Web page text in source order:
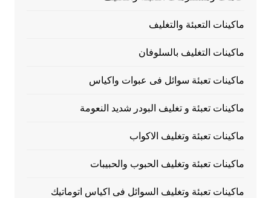
ماكينات التعبئة والتغليف
ماكينات التغليف بالسلوفان
ماكينات تعبئة سوائل فى عبوات واكياس
ماكينات تعبئة و تغليف البودر شديد النعومة
ماكينات تعبئة وتغليف الاكواب
ماكينات تعبئة وتغليف الحبوب والحبيبات
ماكينات تعبئة وتغليف السوائل فى اكياس اتوماتيك